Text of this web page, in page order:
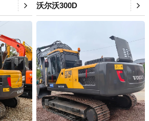
沃尔沃300D